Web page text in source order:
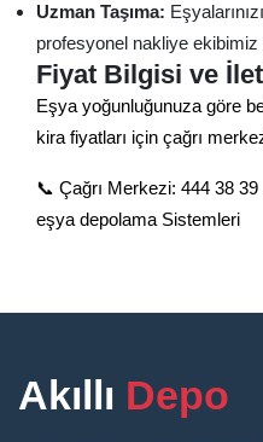
Uzman Taşıma:
profesyonel nakliye ekibimiz
Fiyat Bilgisi ve
Eşya yoğunluğunuza göre
kira fiyatları için çağrı
📞 Çağrı Merkezi: 444 38
eşya depolama Sistemleri
Akıllı Depo